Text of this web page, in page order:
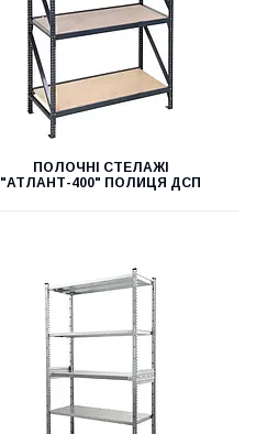
ПОЛОЧНІ СТЕЛАЖІ
"АТЛАНТ-400" ПОЛИЦЯ ДСП